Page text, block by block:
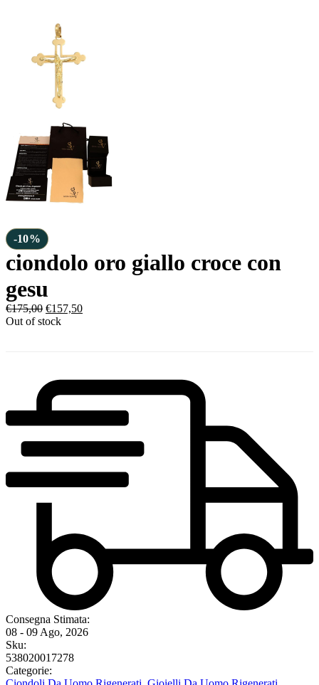
-10%
ciondolo oro giallo croce con
gesu
€175,00 €157,50
Out of stock
Consegna Stimata:
08 - 09 Ago, 2026
Sku:
538020017278
Categorie: